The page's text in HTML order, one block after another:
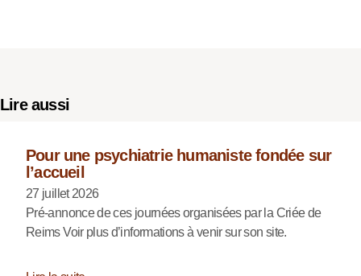
Lire aussi
Pour une psychiatrie humaniste fondée sur
l’accueil
27 juillet 2026
Pré-annonce de ces journées organisées par la Criée de
Reims Voir plus d’informations à venir sur son site.